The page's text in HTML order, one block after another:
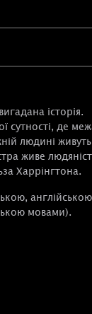
історія.
сутності, де
людині живуть
живе
Харрінгтона.
мовами).